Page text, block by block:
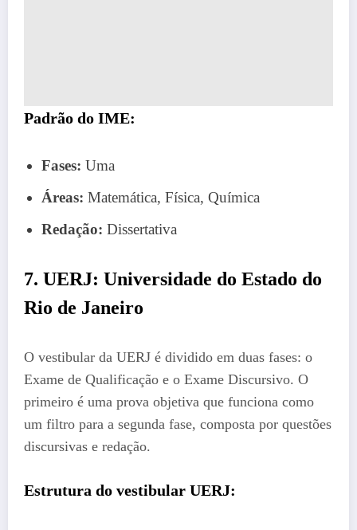
Padrão do IME:
Fases: Uma
Áreas: Matemática, Física, Química
Redação: Dissertativa
7. UERJ: Universidade do Estado do
Rio de Janeiro
O vestibular da UERJ é dividido em duas fases: o
Exame de Qualificação e o Exame Discursivo. O
primeiro é uma prova objetiva que funciona como
um filtro para a segunda fase, composta por questões
discursivas e redação.
Estrutura do vestibular UERJ: